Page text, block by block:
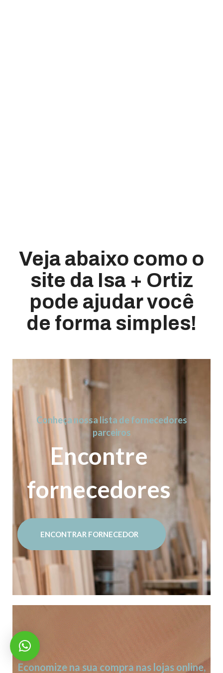
Veja abaixo como o
site da Isa + Ortiz
pode ajudar você
de forma simples!
Conheça nossa lista de fornecedores
parceiros
Encontre
fornecedores
ENCONTRAR FORNECEDOR
Economize na sua compra nas lojas online,